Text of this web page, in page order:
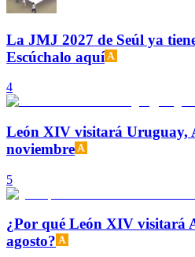
La JMJ 2027 de Seúl ya
Escúchalo aquí
4
León XIV visitará Uruguay,
noviembre
5
¿Por qué León XIV visitará
agosto?